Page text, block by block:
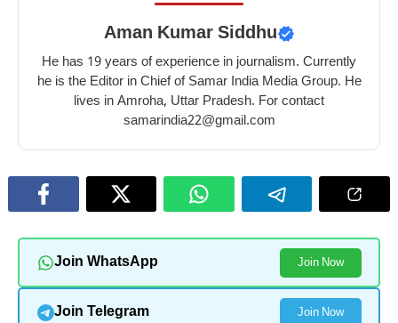
Aman Kumar Siddhu
He has 19 years of experience in journalism. Currently
he is the Editor in Chief of Samar India Media Group. He
lives in Amroha, Uttar Pradesh. For contact
samarindia22@gmail.com
Join WhatsApp Join Now
Join Telegram Join Now